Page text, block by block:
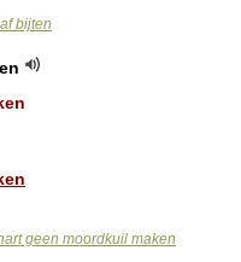
bijten
geen moordkuil maken